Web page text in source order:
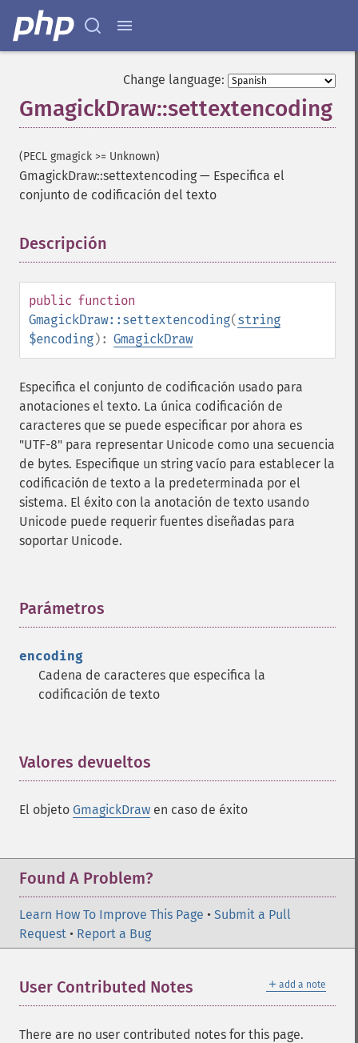
Change language:
GmagickDraw::settextencoding
(PECL gmagick >= Unknown)
GmagickDraw::settextencoding — Especifica el
conjunto de codificación del texto
Descripción
public function
GmagickDraw::settextencoding(string
$encoding): GmagickDraw
Especifica el conjunto de codificación usado para
anotaciones el texto. La única codificación de
caracteres que se puede especificar por ahora es
"UTF-8" para representar Unicode como una secuencia
de bytes. Especifique un string vacío para establecer la
codificación de texto a la predeterminada por el
sistema. El éxito con la anotación de texto usando
Unicode puede requerir fuentes diseñadas para
soportar Unicode.
Parámetros
encoding
Cadena de caracteres que especifica la
codificación de texto
Valores devueltos
El objeto GmagickDraw en caso de éxito
Found A Problem?
Learn How To Improve This Page • Submit a Pull
Request • Report a Bug
＋ add a note
User Contributed Notes
There are no user contributed notes for this page.